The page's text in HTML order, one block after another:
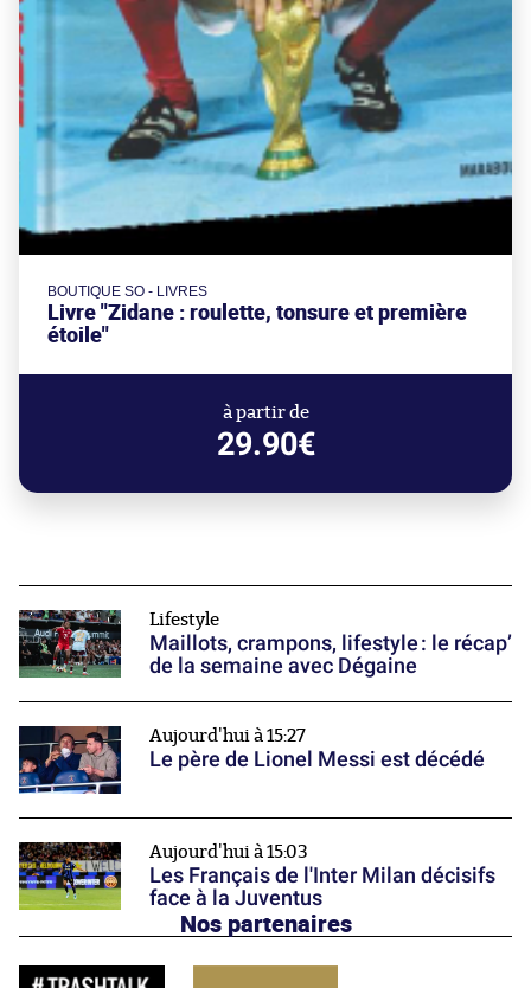
BOUTIQUE SO - LIVRES
Livre "Zidane : roulette, tonsure et première
étoile"
à partir de
29.90€
Lifestyle
Maillots, crampons, lifestyle : le récap’
de la semaine avec Dégaine
Aujourd'hui à 15:27
Le père de Lionel Messi est décédé
Aujourd'hui à 15:03
Les Français de l'Inter Milan décisifs
face à la Juventus
Nos partenaires